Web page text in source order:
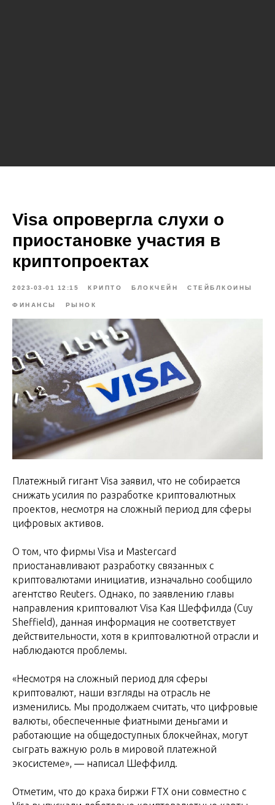
Visa опровергла слухи о
приостановке участия в
криптопроектах
2023-03-01 12:15 КРИПТО БЛОКЧЕЙН СТЕЙБЛКОИНЫ
ФИНАНСЫ РЫНОК
Платежный гигант Visa заявил, что не собирается
снижать усилия по разработке криптовалютных
проектов, несмотря на сложный период для сферы
цифровых активов.
О том, что фирмы Visa и Mastercard
приостанавливают разработку связанных с
криптовалютами инициатив, изначально сообщило
агентство Reuters. Однако, по заявлению главы
направления криптовалют Visa Кая Шеффилда (Cuy
Sheffield), данная информация не соответствует
действительности, хотя в криптовалютной отрасли и
наблюдаются проблемы.
«Несмотря на сложный период для сферы
криптовалют, наши взгляды на отрасль не
изменились. Мы продолжаем считать, что цифровые
валюты, обеспеченные фиатными деньгами и
работающие на общедоступных блокчейнах, могут
сыграть важную роль в мировой платежной
экосистеме», ― написал Шеффилд.
Отметим, что до краха биржи FTX они совместно с